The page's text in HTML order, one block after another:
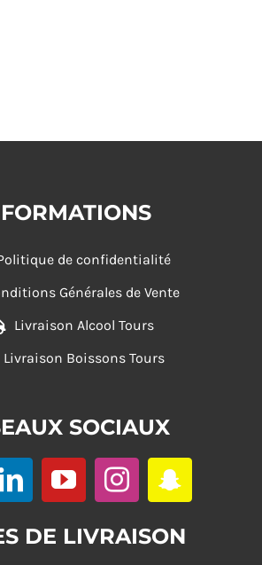
de confidentialité
Générales de Vente
Livraison Alcool Tours
Livraison Boissons Tours
SOCIAUX
DE LIVRAISON